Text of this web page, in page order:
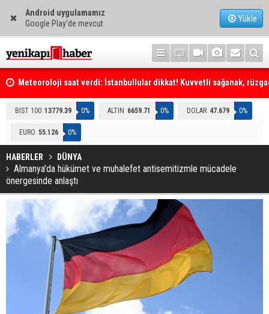
Android uygulamamız
Google Play'de mevcut
Yükle
Meteoroloji saat verdi: İstanbullular dikkat! Kuvvetli sağanak,
fırtına geliyor... Tedbirinizi alın
Emniyet Genel Müdürlüğüne (EGM) 6 bin 250 kadro ihdas edildi
BIST 100 13779.39 0% ALTIN 6659.71 0% DOLAR 47.679 0%
EURO 55.126 0%
HABERLER DÜNYA
Almanya'da hükümet ve muhalefet antisemitizmle mücadele
önergesinde anlaştı